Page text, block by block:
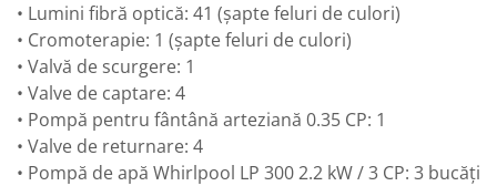
• Lumini fibră optică: 41 (șapte feluri de culori)
• Cromoterapie: 1 (șapte feluri de culori)
• Valvă de scurgere: 1
• Valve de captare: 4
• Pompă pentru fântână arteziană 0.35 CP: 1
• Valve de returnare: 4
• Pompă de apă Whirlpool LP 300 2.2 kW / 3 CP: 3 bucăți